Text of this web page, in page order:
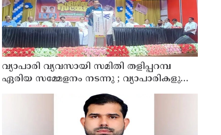
വ്യാപാരി വ്യവസായി സമിതി തളിപ്പറമ്പ
ഏരിയ സമ്മേളനം നടന്നു ; വ്യാപാരികളുടെ
പ്രശ്നങ്ങളിൽ സംഘടിത ഇടപെടൽ
വേണമെന്ന് സി.കെ. വിജയൻ